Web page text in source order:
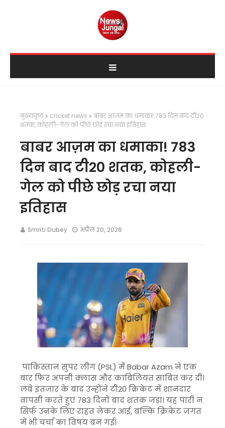
मुख्यपृष्ठ cricket news
बाबर आज़म का धमाका! 783 दिन बाद टी20
शतक, कोहली-गेल को पीछे छोड़ रचा नया इतिहास
बाबर आज़म का धमाका! 783
दिन बाद टी20 शतक, कोहली-
गेल को पीछे छोड़ रचा नया
इतिहास
Smriti Dubey अप्रैल 20, 2026
पाकिस्तान सुपर लीग (PSL) मेंBabar Azam ने एक
बार फिर अपनी क्लास और काबिलियत साबित कर दी।
लंबे इंतजार के बाद उन्होंने टी20 क्रिकेट में शानदार
वापसी करते हुए 783 दिनों बाद शतक जड़ा। यह पारी न
सिर्फ उनके लिए राहत लेकर आई, बल्कि क्रिकेट जगत
में भी चर्चा का विषय बन गई।